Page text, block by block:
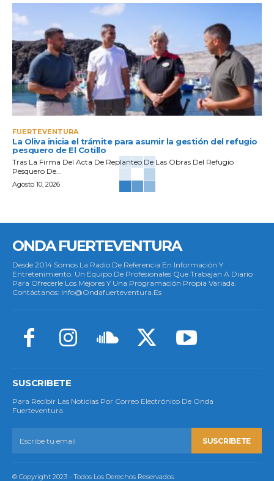
FUERTEVENTURA
La Oliva inicia el trámite para asumir la gestión del refugio
pesquero de El Cotillo
Tras La Firma Del Acta De Replanteo De Las Obras Del Refugio
Pesquero De...
Agosto 10, 2026
ONDA FUERTEVENTURA
Desde 2014 Somos La Radio De Referencia En Información Y
Entretenimiento. Un Equipo De Profesionales Que Trabajan A Diario
Para Ofrecerle Los Mejores Y Una Programación Propia Variada.
Contáctanos: Info@ondafuerteventura.es
SUSCRIBETE
Para Recibir Las Noticias Por Correo Electrónico De Onda
Fuerteventura.
SUSCRIBETE
© Copyright 2023 - Todos Los Derechos Reservados.